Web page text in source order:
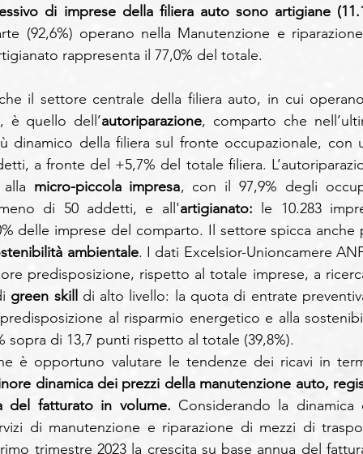
di imprese della filiera auto sono artigiane
(92,6%) operano nella Manutenzione e
rappresenta il 77,0% del totale.
il settore centrale della filiera auto, in cui
è quello dell’autoriparazione, comparto che
dinamico della filiera sul fronte occupazionale, con
a fronte del +5,7% del totale filiera.
micro-piccola impresa, con il 97,9% degli
di 50 addetti, e all'artigianato: le 10.283
delle imprese del comparto. Il settore spicca anche
ambientale. I dati Excelsior-Unioncamere
predisposizione, rispetto al totale imprese, a
green skill di alto livello: la quota di entrate
al risparmio energetico e alla
sopra di 13,7 punti rispetto al totale (39,8%).
è opportuno valutare le tendenze dei ricavi in
dinamica dei prezzi della manutenzione auto,
del fatturato in volume. Considerando la dinamica
di manutenzione e riparazione di mezzi di
trimestre 2023 la crescita su base annua del